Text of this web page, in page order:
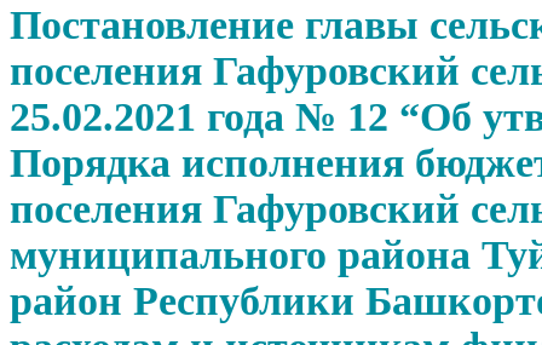
Постановление главы
поселения Гафуровский
25.02.2021 года № 12 “Об
Порядка исполнения
поселения Гафуровский
муниципального района
район Республики